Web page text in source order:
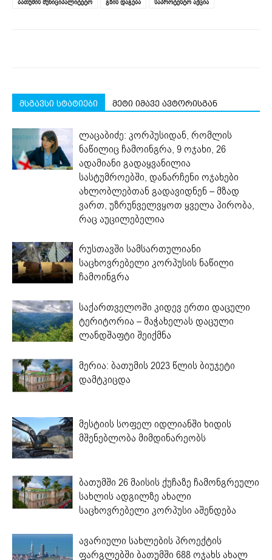
window)window) window)window)window)
ბათუმის მუნიციპალიტეტო
გზის დაგება საპროტესტო აქცია
მსგავსი სტატიები მეტი იმავე ავტორისგან
ლაცაბიძე: კორპუსიდან, რომლის
ნაწილიც ჩამოინგრა, 9 ოჯახი, 26
ადამიანი გადაყვანილია
სასტუმროებში, დანარჩენი ოჯახები
ახლობლებთან გადავიდნენ – მზად
ვართ, უზრუნველვყოთ ყველა პირობა,
რაც აუცილებელია
რუსთავში სამსართულიანი
საცხოვრებელი კორპუსის ნაწილი
ჩამოინგრა
საქართველოში კიდევ ერთი დაცული
ტერიტორია – მაჭახელას დაცული
ლანდშაფტი შეიქმნა
მერია: ბათუმის 2023 წლის ბიუჯეტი
დამტკიცდა
მესტიის სოფელ იდლიანში ხიდის
მშენებლობა მიმდინარეობს
ბათუმში 26 მაისის ქუჩაზე ჩამონგრეული
სახლის ადგილზე ახალი
საცხოვრებელი კორპუსი აშენდება
ავარიული სახლების პროექტის
ფარგლებში ბათუმში 688 ოჯახს ახალ